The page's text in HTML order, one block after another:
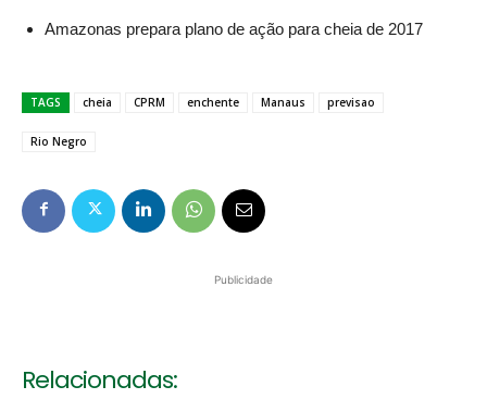
Amazonas prepara plano de ação para cheia de 2017
TAGS cheia CPRM enchente Manaus previsao
Rio Negro
Publicidade
Relacionadas: